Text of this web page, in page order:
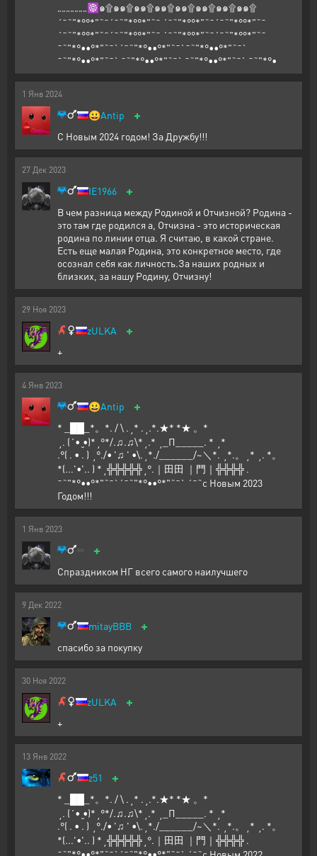
„„„„„„„☸๑۩๑๑۩๑๑۩๑๑۩๑๑۩๑๑۩๑๑۩๑๑۩
´¯˜"*°°*"˜¯´¯˜"*°°*"˜¯ ´¯˜"*°°*"˜¯´¯˜"*°°*"˜¯
´¯˜"*°°*"˜¯´¯˜"*°°*"˜¯ ´¯˜"*°°*"˜¯´¯˜"*°°*"˜¯
¯˜"*°••°*"˜¯`´¯˜"*°••°*"˜¯`¯˜"*°••°*"˜¯`
¯˜"*°••°*"˜¯` ¯˜"*°••°*"˜¯` ¯˜"*°••°*"˜¯` ¯˜"*°•
1 Янв 2024
😀Antip +
С Новым 2024 годом! За Дружбу!!!
27 Дек 2023
IE1966 +
В чем разница между Родиной и Отчизной? Родина -
это там где родился а, Отчизна - это историческая
родина по линии отца. Я считаю, в какой стране.
Есть еще малая Родина, это конкретное место, где
осознал себя как личность.За наших родных и
близких, за нашу Родину, Отчизну!
29 Ноя 2023
zULKA +
+
4 Янв 2023
😀Antip +
* _██_*。*. / \ .˛* .˛.*.★* *★ 。*
˛. (´• ̮•)*˛°*/.♫.♫\*˛.* ˛_Π_____. * ˛*
.°( . • . ) ˛°./• '♫ ' •\.˛*./______/~＼*. ˛*.。˛* ˛. *。
*(...'•'.. ) *˛╬╬╬╬╬˛°.｜田田 ｜門｜╬╬╬╬ .
¯˜"*°••°*"˜¯`´¯˜"*°••°*"˜¯` ´¯˜с Новым 2023
Годом!!!
1 Янв 2023
+
Спраздником НГ всего самого наилучшего
9 Дек 2022
mitayBBB +
спасибо за покупку
30 Ноя 2022
zULKA +
+
13 Янв 2022
z51 +
* _██_*。*. / \ .˛* .˛.*.★* *★ 。*
˛. (´• ̮•)*˛°*/.♫.♫\*˛.* ˛_Π_____. * ˛*
.°( . • . ) ˛°./• '♫ ' •\.˛*./______/~＼*. ˛*.。˛* ˛. *。
*(...'•'.. ) *˛╬╬╬╬╬˛°.｜田田 ｜門｜╬╬╬╬ .